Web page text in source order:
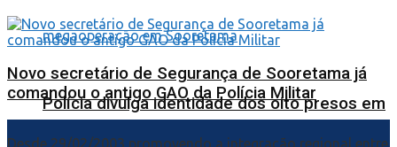
Polícia divulga identidade dos oito presos em
Novo secretário de Segurança de Sooretama já
comandou o antigo GAO da Polícia Militar
Desde 29/02/2003 promovendo a integração regional entre